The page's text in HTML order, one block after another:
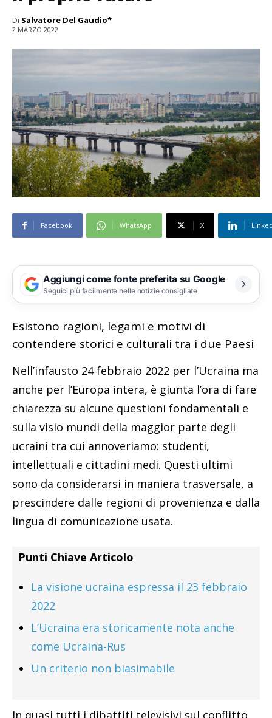
Di Salvatore Del Gaudio*
2 MARZO 2022
Facebook WhatsApp X
Aggiungi come fonte preferita su Google
Seguici più facilmente nelle notizie consigliate
Esistono ragioni, legami e motivi di
contendere storici e culturali tra i due Paesi
Nell’infausto 24 febbraio 2022 per l’Ucraina ma
anche per l’Europa intera, è giunta l’ora di fare
chiarezza su alcune questioni fondamentali e
sulla visio mundi della maggior parte degli
ucraini tra cui annoveriamo: studenti,
intellettuali e cittadini medi. Questi ultimi
sono da considerarsi in maniera trasversale, a
prescindere dalle regioni di provenienza e dalla
lingua di comunicazione usata.
Punti Chiave Articolo
La visione ucraina espressa il 23 febbraio
2022
L’Ucraina era storicamente nota anche
come Ucraina-Rus
Un criterio non biasimabile